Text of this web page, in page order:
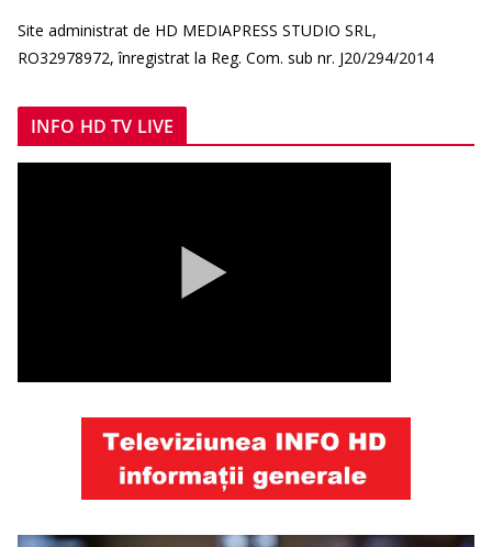
Site administrat de HD MEDIAPRESS STUDIO SRL,
RO32978972, înregistrat la Reg. Com. sub nr. J20/294/2014
INFO HD TV LIVE